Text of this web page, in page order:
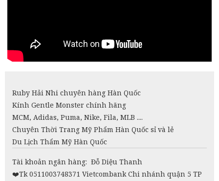
Ruby Hải Nhi chuyên hàng Hàn Quốc
Kính Gentle Monster chính hãng
MCM, Adidas, Puma, Nike, Fila, MLB ....
Chuyên Thời Trang Mỹ Phẩm Hàn Quốc sỉ và lẻ
Du Lịch Thẩm Mỹ Hàn Quốc
Tài khoản ngân hàng: Đỗ Diệu Thanh
❤️Tk 0511003748371 Vietcombank Chi nhánh quận 5 TP